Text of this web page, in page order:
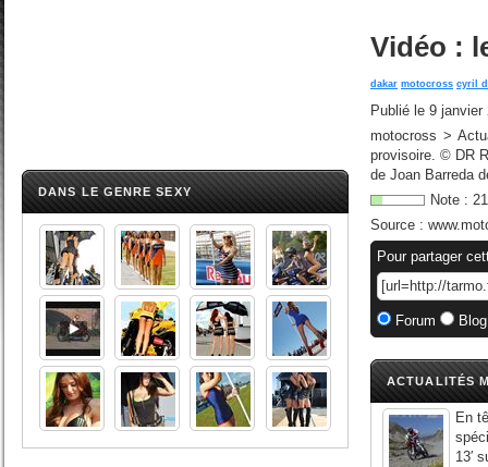
DANS LE GENRE SEXY
Vidéo :
dakar motocross cyril
Publié le 9 janvier
motocross >
provisoire. © DR
de Joan Barreda
Note : 21
Source :
Pour partager
Forum
ACTUALITÉS
En
13′